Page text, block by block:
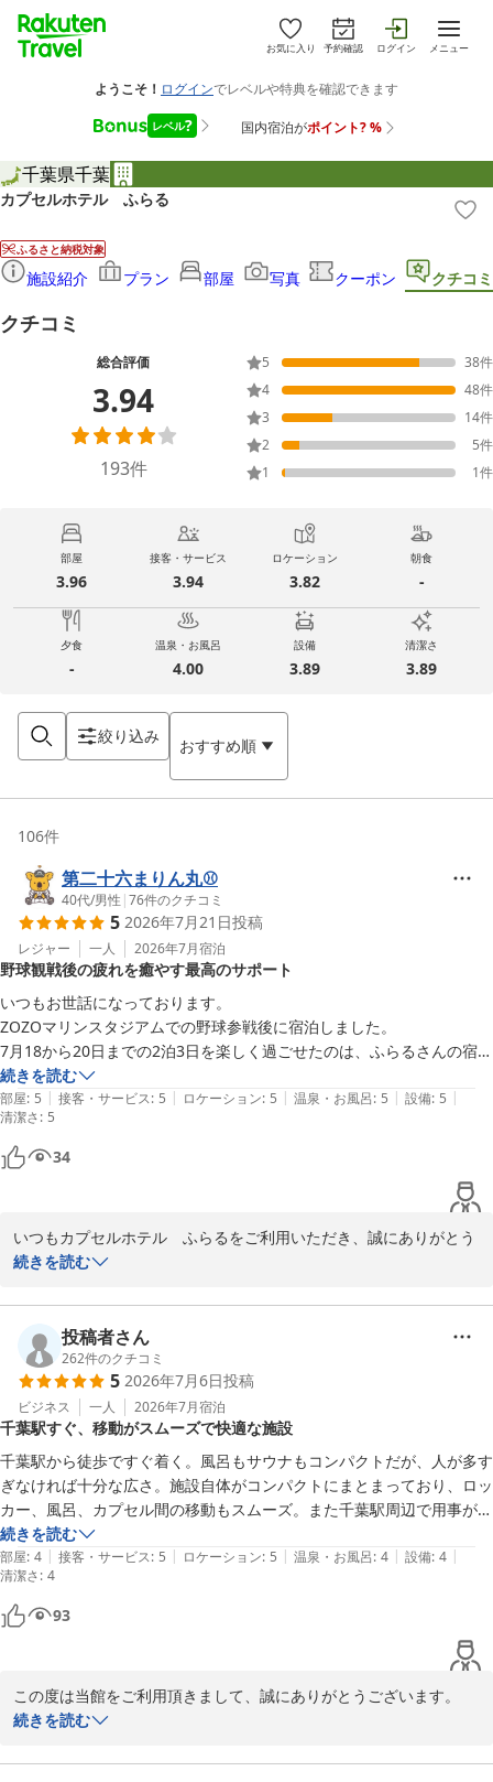
お気に入り 予約確認 ログイン メニュー
千葉県千葉
カプセルホテル ふらる
ふるさと納税対象
施設紹介 プラン 部屋 写真 クーポン クチコミ
クチコミ
総合評価
3.94
193件
5 38件
4
48件
3
14件
2
5件
1
1件
部屋
3.96
接客・サービス
3.94
ロケーション
3.82
朝食
-
夕食
-
温泉・お風呂
4.00
設備
3.89
清潔さ
3.89
絞り込み おすすめ順
106件
第二十六まりん丸⚾️
40代/男性 |76件のクチコミ
5 2026年7月21日投稿
レジャー 一人 2026年7月宿泊
野球観戦後の疲れを癒やす最高のサポート
いつもお世話になっております。
ZOZOマリンスタジアムでの野球参戦後に宿泊しました。
7月18から20日までの2泊3日を楽しく過ごせたのは、ふらるさんの宿泊
サポートが大きいと思います。
・心からの受付担当スタッフの対応
・私を覚えていたたくさんのスタッフさんのこと
・大きなお風呂でのリラックスできる環境
・さっぱりと整えるサウナと外気浴
試合後は球場内でライブフェスもあってクタクタな表情での到着でした
が、翌朝には回復できたことにびっくりしています。
（楽天ふるさと納税で、千葉市をふるさと納税で応援しながら宿泊クー
ポンを使えることができます）
これからもチームの優勝まで、よろしくお願いします。
続きを読む
部屋: 5 | 接客・サービス: 5 | ロケーション: 5 | 温泉・お風呂: 5 | 設備: 5 |
清潔さ: 5
34
いつもカプセルホテル　ふらるをご利用いただき、誠にありがとう
ございます。
ZOZOマリンスタジアムでの野球観戦、ならびにライブフェスでの
長丁場、大変お疲れ様でした。
お疲れのところ当施設をお選びいただき、またスタッフの対応や館
内設備につきましても温かいお言葉を頂戴し、スタッフ一同大変励
みになります。
私共もお客様のお顔を覚えており、再びお迎えできたことを大変嬉
しく思っております。
大きなお風呂やサウナでリフレッシュされ、翌朝には体力を回復さ
れたとのこと、何よりでございます。暑い日が続きますが、当館で
少しでも快適にお過ごしいただけるよう、これからも環境を整えて
お待ちしております。
また8月のご予約もいただきありがとうございます。
8月の参戦も素晴らしい時間となりますよう、精一杯サポートさせ
ていただきます。次回のご滞在も、より快適にお過ごしいただける
よう準備を整えてお待ちしております。
またお会いできることを楽しみにしております。
続きを読む
投稿者さん
262件のクチコミ
5 2026年7月6日投稿
ビジネス 一人 2026年7月宿泊
千葉駅すぐ、移動がスムーズで快適な施設
千葉駅から徒歩ですぐ着く。風呂もサウナもコンパクトだが、人が多す
ぎなければ十分な広さ。施設自体がコンパクトにまとまっており、ロッ
カー、風呂、カプセル間の移動もスムーズ。また千葉駅周辺で用事があ
ればぜひ利用したい。
続きを読む
部屋: 4 | 接客・サービス: 5 | ロケーション: 5 | 温泉・お風呂: 4 | 設備: 4 |
清潔さ: 4
93
この度は当館をご利用頂きまして、誠にありがとうございます。
ご満足頂けて大変嬉しいです。
続きを読む